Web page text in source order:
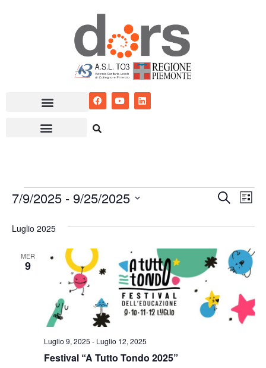
Eventi
viste
Cerca
Lista
7/9/2025 - 9/25/2025
la
Luglio 2025
MER
9
Festival “A Tutto Tondo 2025”
Luglio 9, 2025 - Luglio 12, 2025